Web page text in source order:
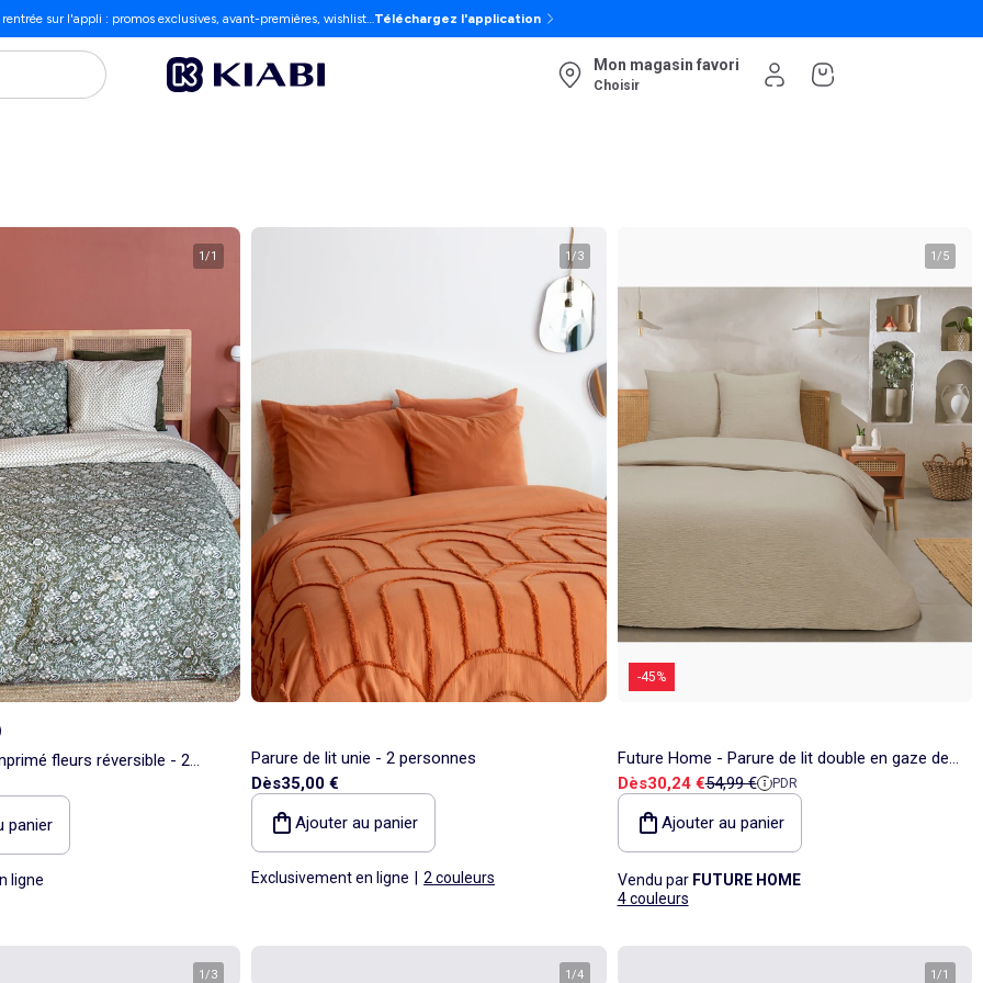
rentrée sur l'appli : promos exclusives, avant-premières, wishlist…Téléchargez l'application
Mon magasin favori
Choisir
1/1
fleurs réversible - 2
panier
ligne
1/3
Parure de lit unie - 2 personnes
Dès35,00 €
Ajouter au panier
Exclusivement en ligne 2 couleurs
-45%
1/5
Future Home - Parure de lit double en gaze de
coton
DèsPrix de vente
30,24 €Prix de référence
54,99 € PDR
Ajouter au panier
Vendu par FUTURE HOME
4 couleurs
1/3 1/4 1/1